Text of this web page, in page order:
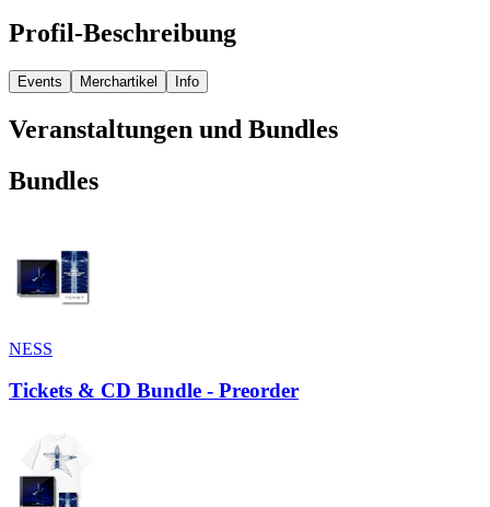
Profil-Beschreibung
Events Merchartikel Info
Veranstaltungen und Bundles
Bundles
NESS
Tickets & CD Bundle - Preorder